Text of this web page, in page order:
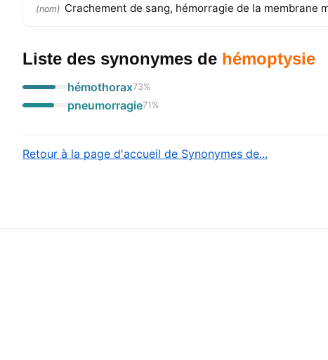
(nom) Crachement de sang, hémorragie de la
Liste des synonymes de hémoptysie
hémothorax73%
pneumorragie71 %
Retour à la page d'accueil de Synonymes de...